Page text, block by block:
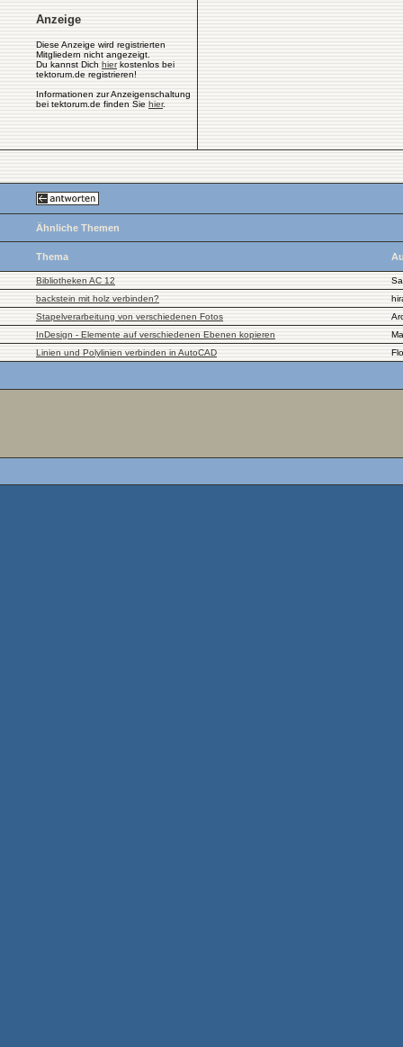
Anzeige
Diese Anzeige wird registrierten
Mitgliedern nicht angezeigt.
Du kannst Dich hierkostenlos bei
tektorum.de registrieren!
Informationen zur Anzeigenschaltung
bei tektorum.de finden Sie hier.
Ähnliche Themen
Thema
Bibliotheken AC 12
backstein mit holz verbinden?
Stapelverarbeitung von verschiedenen Fotos
InDesign - Elemente auf verschiedenen Ebenen kopieren
Linien und Polylinien verbinden in AutoCAD